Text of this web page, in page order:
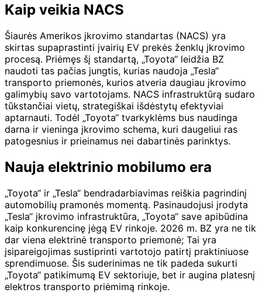
Kaip veikia NACS
Šiaurės Amerikos įkrovimo standartas (NACS) yra
skirtas supaprastinti įvairių EV prekės ženklų įkrovimo
procesą. Priėmęs šį standartą, „Toyota“ leidžia BZ
naudoti tas pačias jungtis, kurias naudoja „Tesla“
transporto priemonės, kurios atveria daugiau įkrovimo
galimybių savo vartotojams. NACS infrastruktūrą sudaro
tūkstančiai vietų, strategiškai išdėstytų efektyviai
aptarnauti. Todėl „Toyota“ tvarkyklėms bus naudinga
darna ir vieninga įkrovimo schema, kuri daugeliui ras
patogesnius ir prieinamus nei dabartinės parinktys.
Nauja elektrinio mobilumo era
„Toyota“ ir „Tesla“ bendradarbiavimas reiškia pagrindinį
automobilių pramonės momentą. Pasinaudojusi įrodyta
„Tesla“ įkrovimo infrastruktūra, „Toyota“ save apibūdina
kaip konkurencinę jėgą EV rinkoje. 2026 m. BZ yra ne tik
dar viena elektrinė transporto priemonė; Tai yra
įsipareigojimas sustiprinti vartotojo patirtį praktiniuose
sprendimuose. Šis suderinimas ne tik padeda sukurti
„Toyota“ patikimumą EV sektoriuje, bet ir augina platesnį
elektros transporto priėmimą rinkoje.